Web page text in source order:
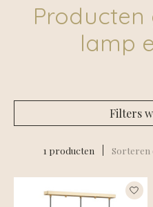
lamp
Filters
1 producten Sorteren